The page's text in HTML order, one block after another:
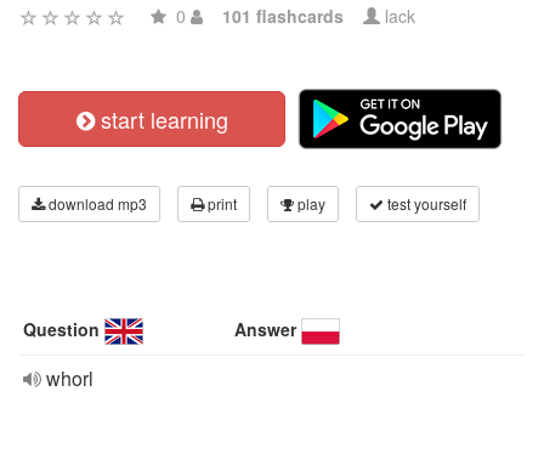
0 101 flashcards lack
start learning
download mp3 print play test yourself
Question Answer
whorl